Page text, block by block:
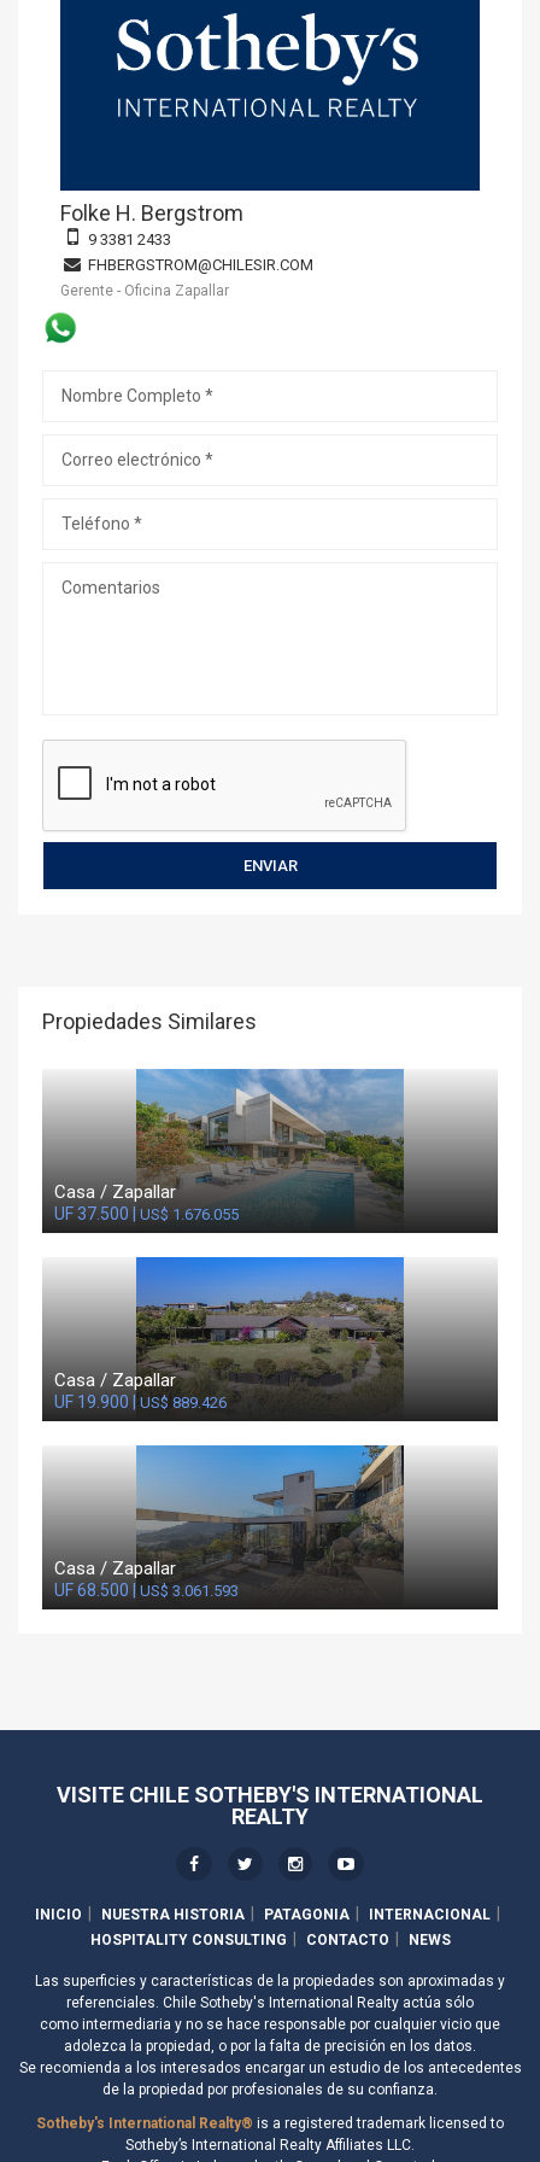
Folke H. Bergstrom
9 3381 2433
FHBERGSTROM@CHILESIR.COM
Gerente - Oficina Zapallar
Propiedades Similares
Casa / Zapallar
UF 37.500 | US$ 1.676.055
Casa / Zapallar
UF 19.900 | US$ 889.426
Casa / Zapallar
UF 68.500 | US$ 3.061.593
VISITE CHILE SOTHEBY'S INTERNATIONAL
REALTY
INICIO NUESTRA HISTORIA PATAGONIA
INTERNACIONAL
HOSPITALITY CONSULTING
CONTACTO NEWS
Las superficies y características de la propiedades son aproximadas y
referenciales. Chile Sotheby's International Realty actúa sólo
como intermediaria y no se hace responsable por cualquier vicio que
adolezca la propiedad, o por la falta de precisión en los datos.
Se recomienda a los interesados encargar un estudio de los antecedentes
de la propiedad por profesionales de su confianza.
Sotheby's International Realty® is a registered trademark licensed to
Sotheby’s International Realty Affiliates LLC.